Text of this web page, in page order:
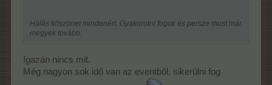
Hálás köszönet mindenért. Gyakorolni fogok és persze most már
megyek tovább.
Igazán nincs mit.
Még nagyon sok idő van az eventből, sikerülni fog